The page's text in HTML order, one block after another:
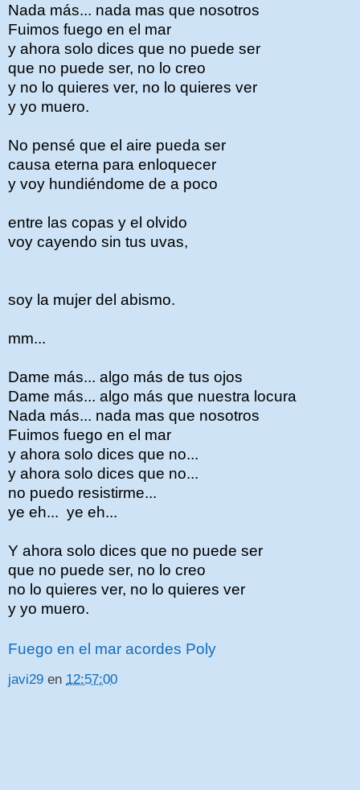
Nada más... nada mas que nosotros
Fuimos fuego en el mar
y ahora solo dices que no puede ser
que no puede ser, no lo creo
y no lo quieres ver, no lo quieres ver
y yo muero.
No pensé que el aire pueda ser
causa eterna para enloquecer
y voy hundiéndome de a poco
entre las copas y el olvido
voy cayendo sin tus uvas,
soy la mujer del abismo.
mm...
Dame más... algo más de tus ojos
Dame más... algo más que nuestra locura
Nada más... nada mas que nosotros
Fuimos fuego en el mar
y ahora solo dices que no...
y ahora solo dices que no...
no puedo resistirme...
ye eh... ye eh...
Y ahora solo dices que no puede ser
que no puede ser, no lo creo
no lo quieres ver, no lo quieres ver
y yo muero.
Fuego en el mar acordes Poly
javi29 en 12:57:00